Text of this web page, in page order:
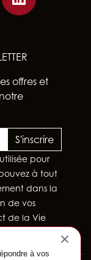
offres et
S'inscrire
pour
à tout
dans la
de vos
de la Vie
à vos